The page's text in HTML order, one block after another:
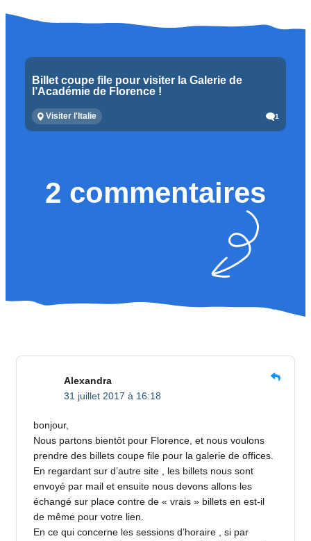
Billet coupe file pour visiter la Galerie de
l’Académie de Florence !
Visiter l'Italie 1
2 commentaires
Alexandra
31 juillet 2017 à 16:18
bonjour,
Nous partons bientôt pour Florence, et nous voulons
prendre des billets coupe file pour la galerie de offices.
En regardant sur d’autre site , les billets nous sont
envoyé par mail et ensuite nous devons allons les
échangé sur place contre de « vrais » billets en est-il
de même pour votre lien.
En ce qui concerne les sessions d’horaire , si par